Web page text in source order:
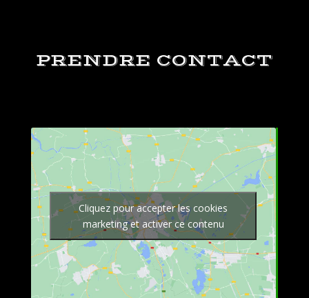
PRENDRE CONTACT
Cliquez pour accepter les cookies
marketing et activer ce contenu